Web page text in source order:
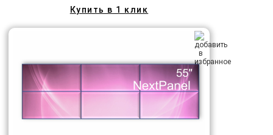
Купить в 1 клик